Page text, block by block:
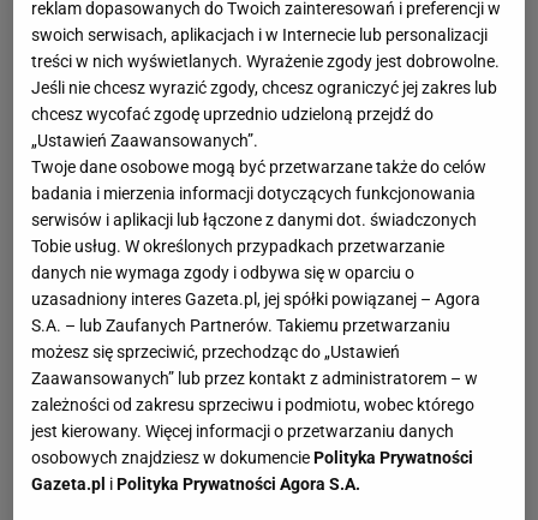
Schowki w łazience
Schowki w łazience to nie tylko szafki wiszące lub stojące
słupki meblowe. Schowki można też umieścić w
zabudowie stelaża, na którym mocujemy podwieszaną
miskę sedesową oraz w obudowie wanny. Są już na rynku
gotowe rozwiązania pozwalające obudować wannę w ten
sposób - ale możemy też owe schowki zamówić u
stolarza, który przygotuje obudowę na wymiar. Nasz
ulubiony schowek to jednak płytka szafka z lustrem, którą
umieszczamy nad umywalką - a która na pierwszy rzut
oka nie zdradza swojej funkcji.
Schowki w sypialni
Schowki w sypialni - potrzebujemy ich tam w
maksymalnej ilości, ponieważ to zwykle w sypialni
reklam dopasowanych do Twoich zainteresowań i preferencji w
swoich serwisach, aplikacjach i w Internecie lub personalizacji
treści w nich wyświetlanych. Wyrażenie zgody jest dobrowolne.
Jeśli nie chcesz wyrazić zgody, chcesz ograniczyć jej zakres lub
chcesz wycofać zgodę uprzednio udzieloną przejdź do
„Ustawień Zaawansowanych”.
Twoje dane osobowe mogą być przetwarzane także do celów
badania i mierzenia informacji dotyczących funkcjonowania
serwisów i aplikacji lub łączone z danymi dot. świadczonych
Tobie usług. W określonych przypadkach przetwarzanie
danych nie wymaga zgody i odbywa się w oparciu o
uzasadniony interes Gazeta.pl, jej spółki powiązanej – Agora
S.A. – lub Zaufanych Partnerów. Takiemu przetwarzaniu
możesz się sprzeciwić, przechodząc do „Ustawień
Zaawansowanych” lub przez kontakt z administratorem – w
zależności od zakresu sprzeciwu i podmiotu, wobec którego
jest kierowany. Więcej informacji o przetwarzaniu danych
osobowych znajdziesz w dokumencie Polityka Prywatności
Gazeta.pl i Polityka Prywatności Agora S.A.